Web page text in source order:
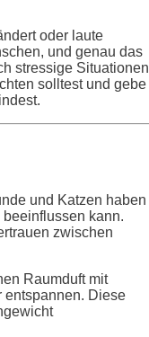
oder laute
und genau das
stressige Situationen
solltest und gebe
und Katzen haben
beeinflussen kann.
zwischen
Raumduft mit
entspannen. Diese